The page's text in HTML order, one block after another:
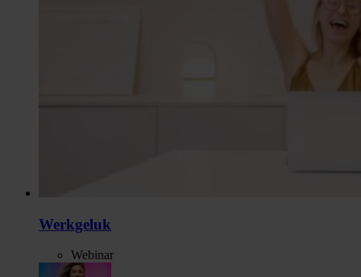
Werkgeluk
Webinar